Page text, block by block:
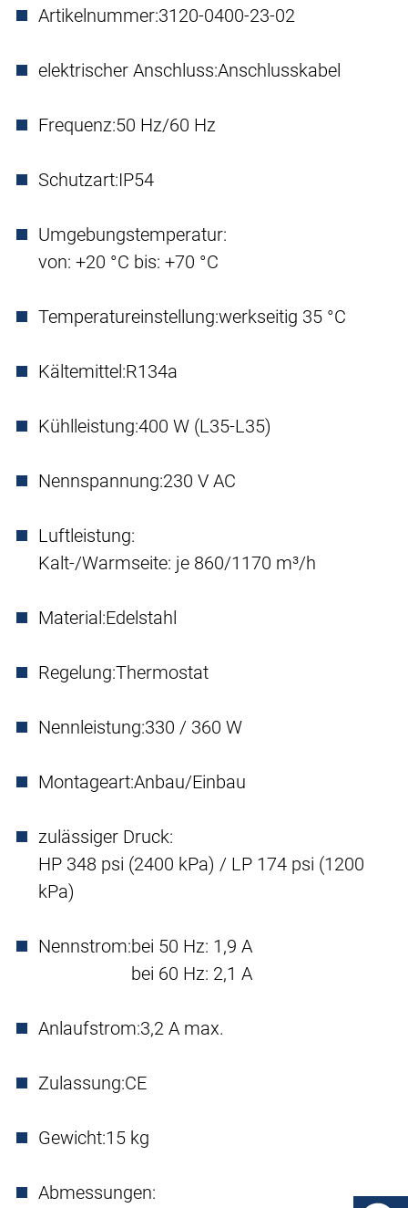
Artikelnummer:3120-0400-23-02
elektrischer Anschluss:Anschlusskabel
Frequenz:50 Hz/60 Hz
Schutzart:IP54
Umgebungstemperatur:
von: +20 °C bis: +70 °C
Temperatureinstellung:werkseitig 35 °C
Kältemittel:R134a
Kühlleistung:400 W (L35-L35)
Nennspannung:230 V AC
Luftleistung:
Kalt-/Warmseite: je 860/1170 m³/h
Material:Edelstahl
Regelung:Thermostat
Nennleistung:330 / 360 W
Montageart:Anbau/Einbau
zulässiger Druck:
HP 348 psi (2400 kPa) / LP 174 psi (1200
kPa)
Nennstrom:bei 50 Hz: 1,9 A
bei 60 Hz: 2,1 A
Anlaufstrom:3,2 A max.
Zulassung:CE
Gewicht:15 kg
Abmessungen: